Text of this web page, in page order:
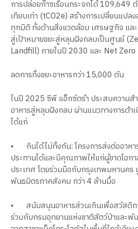
การปล่อยก๊าซเรือนกระจกได้ 109,649
เทียบเท่า (tCO2e) สร้างการเปลี่ยนแปล
ทุกมิติ ทั้งด้านสิ่งแวดล้อม เศรษฐกิจ แล
สู่เป้าหมายขยะสู่หลุมฝังกลบเป็นศูนย์
Landfill) ภายในปี 2030 และ Net
ลดการทิ้งขยะอาหารกว่า 15,000 ตัน
ในปี 2025 ซีพี แอ็กซ์ตร้า ประสบความสำ
อาหารสู่หลุมฝังกลบ ผ่านแนวทางการดำ
ได้แก่
•
กินได้ไม่ทิ้งกัน: โครงการส่งต่ออาห
ประทานได้และมีคุณภาพให้แก่ผู้ขาดโอก
ประเทศ โดยร่วมมือกับกรุงเทพมหานคร
พันธมิตรภาคสังคม กว่า 4 ล้านมื้อ
•
สนับสนุนอาหารส่วนเกินเพื่อสวัสดิ
ร่วมกับกรมอุทยานแห่งชาติสัตว์ป่าและพั